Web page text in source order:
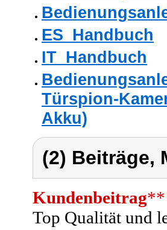
ES_Handbuch
IT_Handbuch
Türspion-
Akku)
(2) Beiträge,
Kundenbeitrag**
Top Qualität und